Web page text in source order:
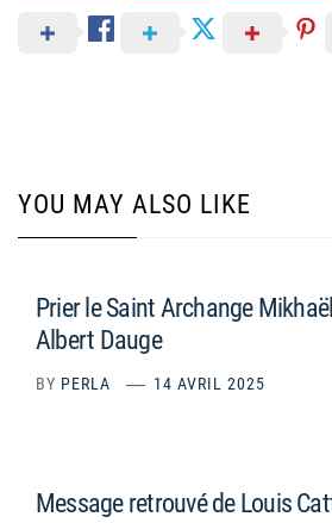
YOU MAY ALSO LIKE
Prier le Saint Archange
Albert Dauge
BY PERLA 14 AVRIL 2025
Message retrouvé de Louis